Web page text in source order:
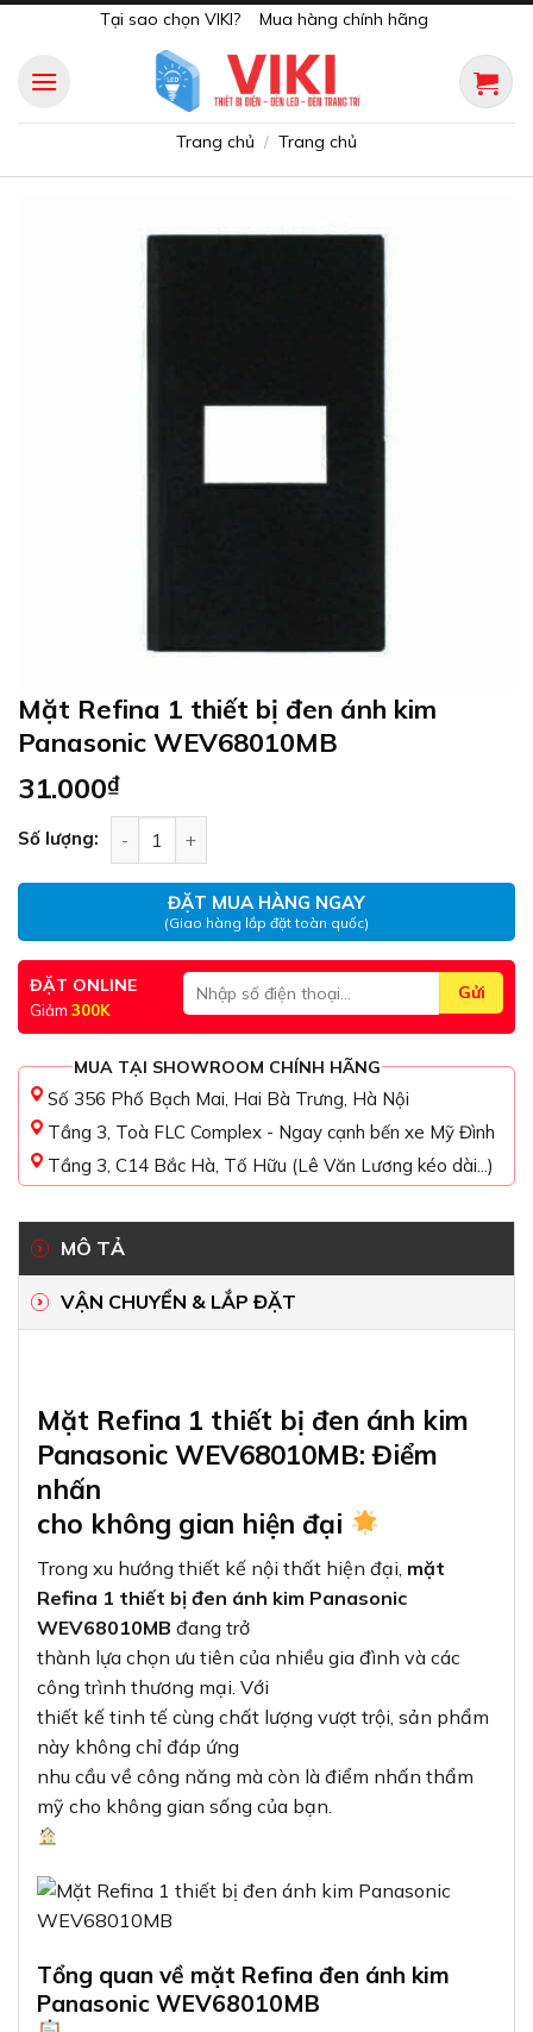
content
Tại sao chọn VIKI? Mua hàng chính hãng
Trang chủ / Trang chủ
Mặt Refina 1 thiết bị đen ánh kim
Panasonic WEV68010MB
31.000₫
Số lượng:
ĐẶT MUA HÀNG NGAY
(Giao hàng lắp đặt toàn quốc)
ĐẶT ONLINE
Giảm 300K
MUA TẠI SHOWROOM CHÍNH HÃNG
Số 356 Phố Bạch Mai, Hai Bà Trưng, Hà Nội
Tầng 3, Toà FLC Complex - Ngay cạnh bến xe Mỹ Đình
Tầng 3, C14 Bắc Hà, Tố Hữu (Lê Văn Lương kéo dài...)
MÔ TẢ
VẬN CHUYỂN & LẮP ĐẶT
Mặt Refina 1 thiết bị đen ánh kim
Panasonic WEV68010MB: Điểm
nhấn
cho không gian hiện đại
Trong xu hướng thiết kế nội thất hiện đại, mặt
Refina 1 thiết bị đen ánh kim Panasonic
WEV68010MB đang trở
thành lựa chọn ưu tiên của nhiều gia đình và các
công trình thương mại. Với
thiết kế tinh tế cùng chất lượng vượt trội, sản phẩm
này không chỉ đáp ứng
nhu cầu về công năng mà còn là điểm nhấn thẩm
mỹ cho không gian sống của bạn.
Tổng quan về mặt Refina đen ánh kim
Panasonic WEV68010MB